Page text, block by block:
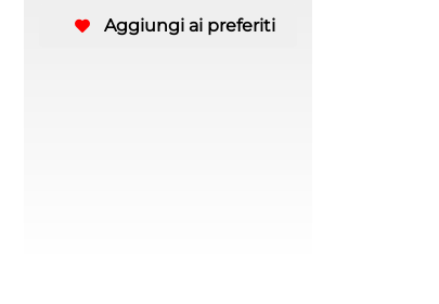
Aggiungi ai preferiti